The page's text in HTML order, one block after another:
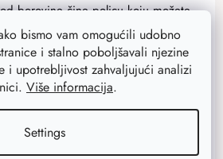
bismo vam omogućili udobno
i stalno poboljšavali njezine
i upotrebljivost zahvaljujući analizi
Više informacija.
Settings
borovine čine policu koju možete
iu radionici ili u vrtu. Savršeno za
polica za knjige.